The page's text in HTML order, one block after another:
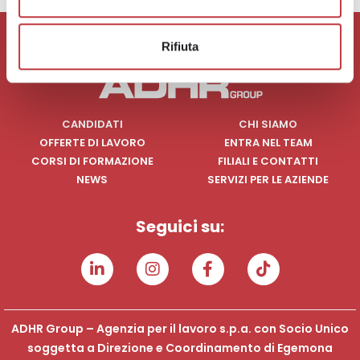
Rifiuta
CANDIDATI
OFFERTE DI LAVORO
CORSI DI FORMAZIONE
NEWS
CHI SIAMO
ENTRA NEL TEAM
FILIALI E CONTATTI
SERVIZI PER LE AZIENDE
Seguici su:
ADHR Group – Agenzia per il lavoro s.p.a. con Socio Unico
soggetta a Direzione e Coordinamento di Egemona